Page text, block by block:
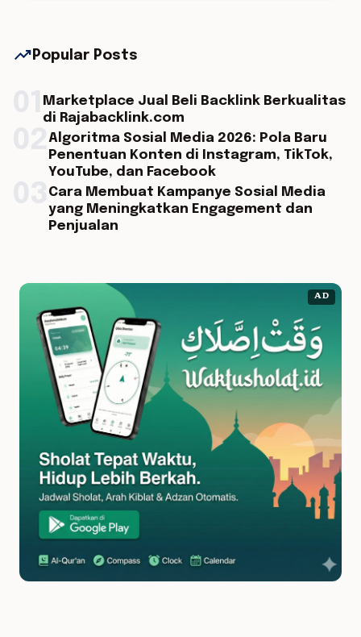
trending_up Popular Posts
Marketplace Jual Beli Backlink Berkualitas
di Rajabacklink.com
Algoritma Sosial Media 2026: Pola Baru
Penentuan Konten di Instagram, TikTok,
YouTube, dan Facebook
Cara Membuat Kampanye Sosial Media
yang Meningkatkan Engagement dan
Penjualan
AD